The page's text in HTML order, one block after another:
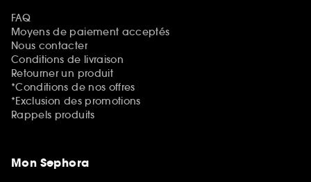
FAQ
Moyens de paiement acceptés
Nous contacter
Conditions de livraison
Retourner un produit
*Conditions de nos offres
*Exclusion des promotions
Rappels produits
Mon Sephora